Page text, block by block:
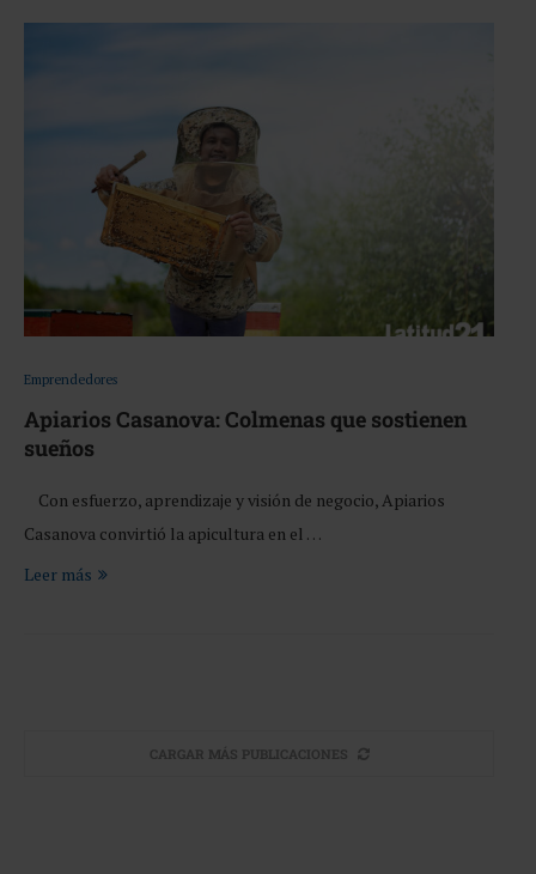
Emprendedores
Apiarios Casanova: Colmenas que sostienen
sueños
Con esfuerzo, aprendizaje y visión de negocio, Apiarios
Casanova convirtió la apicultura en el …
Leer más
CARGAR MÁS PUBLICACIONES